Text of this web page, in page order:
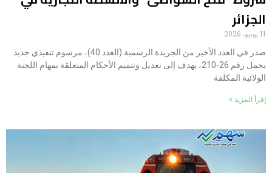
الجزائر
11 يونيو، 2026
صدر في العدد الأخير من الجريدة الرسمية (العدد 40)، مرسوم تنفيذي جديد
يحمل رقم 26-210، يهدف إلى تعديل وتتميم الأحكام المتعلقة بمهام اللجنة
الولائية المكلفة
إقرأ المزيد »